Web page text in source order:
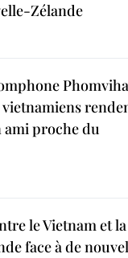
Zélande
ami proche du
le Vietnam et la
face à de